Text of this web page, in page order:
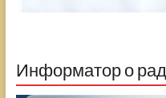
Информатор о